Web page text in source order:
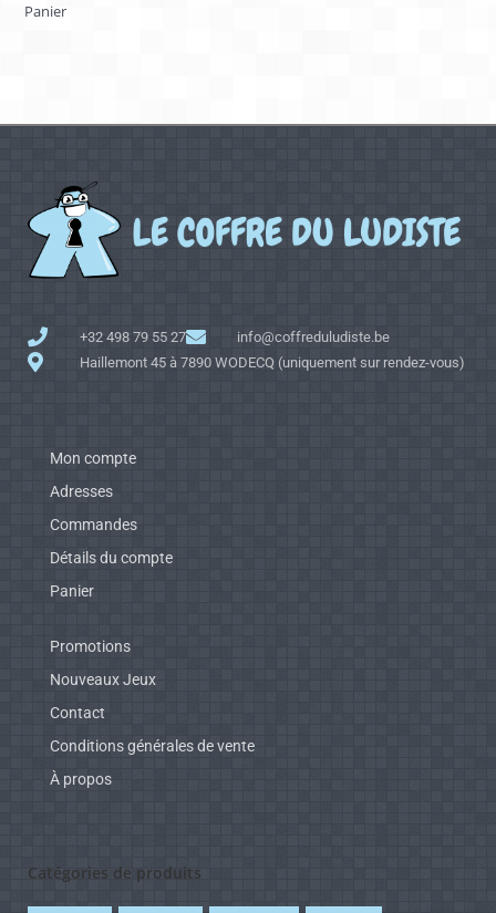
Panier
+32 498 79 55 27
info@coffreduludiste.be
Haillemont 45 à 7890 WODECQ (uniquement sur rendez-vous)
Mon compte
Adresses
Commandes
Détails du compte
Panier
Promotions
Nouveaux Jeux
Contact
Conditions générales de vente
À propos
Catégories de produits